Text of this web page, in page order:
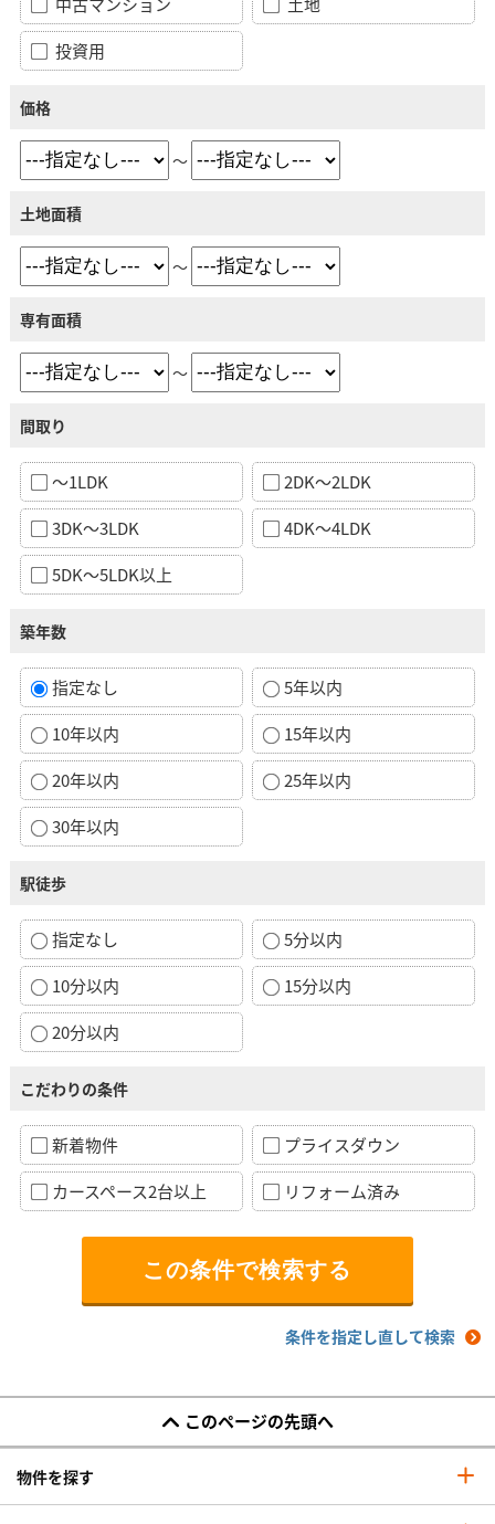
投資用
価格
～
土地面積
～
専有面積
～
間取り
～1LDK
2DK～2LDK
3DK～3LDK
4DK～4LDK
5DK～5LDK以上
築年数
指定なし
5年以内
10年以内
15年以内
20年以内
25年以内
30年以内
駅徒歩
指定なし
5分以内
10分以内
15分以内
20分以内
こだわりの条件
新着物件
プライスダウン
カースペース2台以上
リフォーム済み
条件を指定し直して検索
このページの先頭へ
物件を探す